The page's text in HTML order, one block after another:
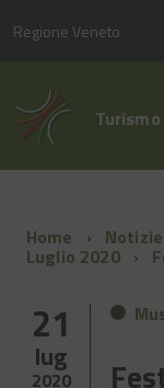
Regione Veneto
Home
Luglio 2020
21
lug
2020